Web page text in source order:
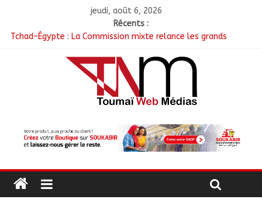
jeudi, août 6, 2026
Récents :
Tchad–Égypte : La Commission mixte relance les grands
Coopération aérienne : Air France salue les progrès du Tchad
en matière de sûreté
Nigeria : 308 otages libérés lors d’une vaste opération de
RGPH-3 : Les communautés nomades de Ferrick Kodjoguila se
mobilisent pour le recensement